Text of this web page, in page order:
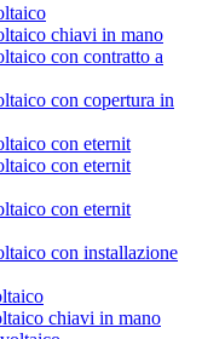
chiavi in mano
con contratto a
con copertura in
con eternit
con eternit
con eternit
con installazione
chiavi in mano